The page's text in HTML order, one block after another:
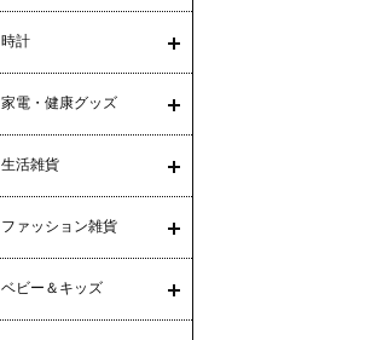
時計
家電・健康グッズ
生活雑貨
ファッション雑貨
ベビー＆キッズ